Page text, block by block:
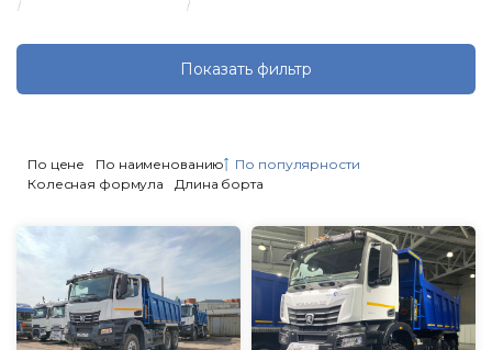
Показать фильтр
По цене По наименованию
По популярности
Колесная формула
Длина борта